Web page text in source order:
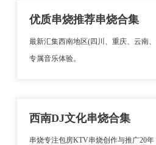
优质串烧推荐串烧合集
最新汇集西南地区(四川、重庆、云南
专属音乐体验。
西南DJ文化串烧合集
串烧专注包房KTV串烧创作与推广20年